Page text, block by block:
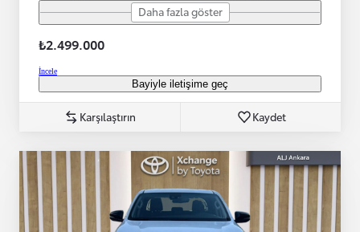
Daha fazla göster
₺2.499.000
İncele
Bayiyle iletişime geç
Karşılaştırın Kaydet